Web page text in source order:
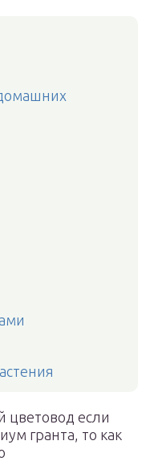
если
гранта, то как